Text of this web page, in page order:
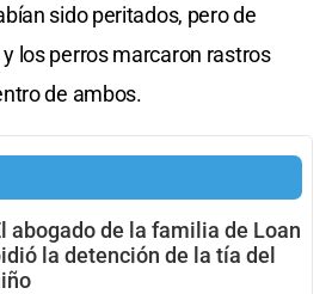
sido peritados, pero de
los perros marcaron rastros
de ambos.
abogado de la familia de Loan
la detención de la tía del